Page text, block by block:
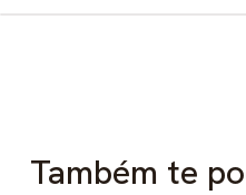
Também te